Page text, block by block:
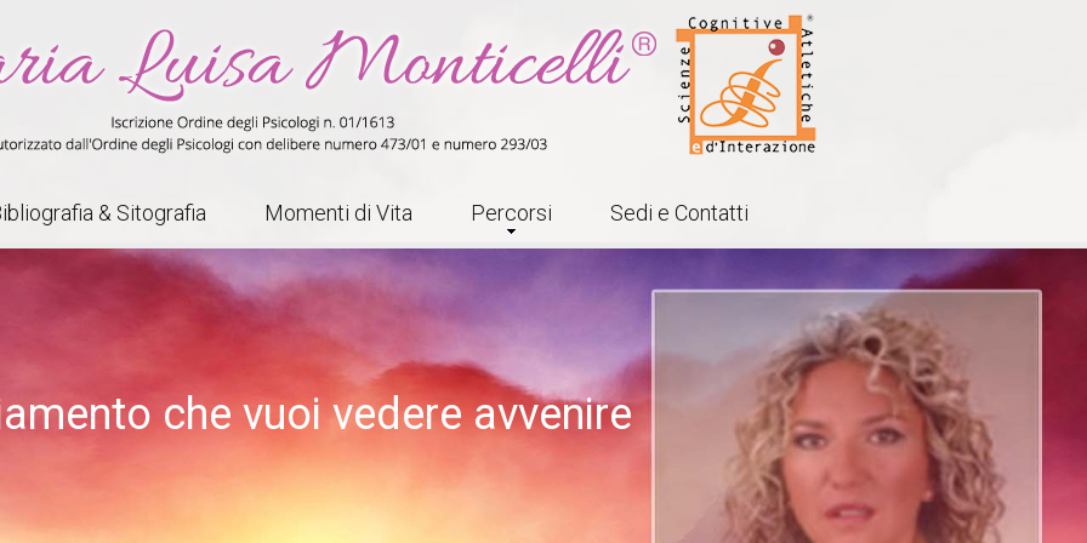
& Sitografia Momenti di Vita Percorsi Sedi e Contatti
che vuoi vedere avvenire